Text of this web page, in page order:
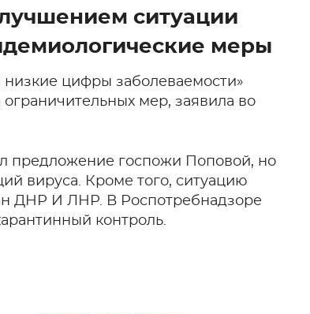
ситуации
меры
цифры заболеваемости»
мер, заявила во
предложение госпожи Поповой, но
вируса. Кроме того, ситуацию
ДНР И ЛНР. В Роспотребнадзоре
контроль.